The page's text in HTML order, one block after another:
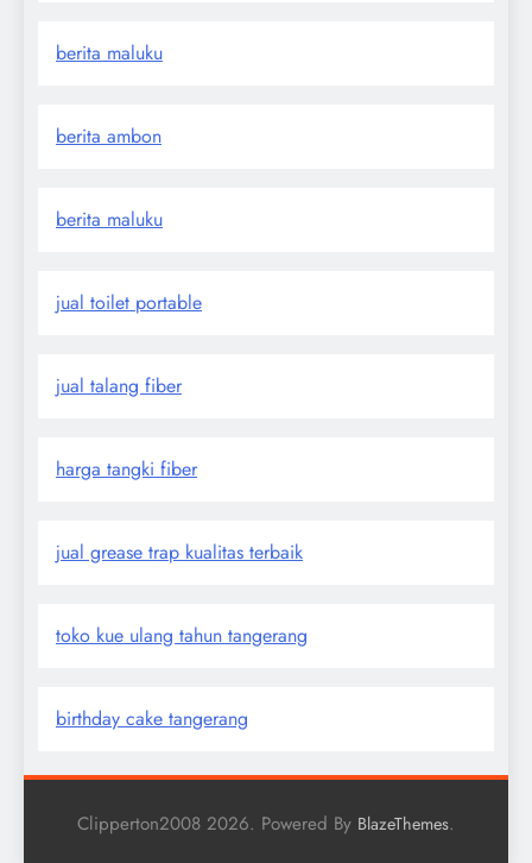
berita maluku
berita ambon
berita maluku
jual toilet portable
jual talang fiber
harga tangki fiber
jual grease trap kualitas terbaik
toko kue ulang tahun tangerang
birthday cake tangerang
Clipperton2008 2026. Powered By BlazeThemes.